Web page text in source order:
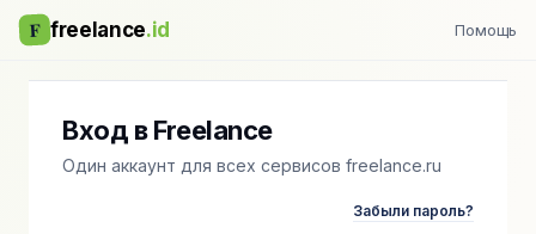
F freelance.id Помощь
Вход в Freelance
Один аккаунт для всех сервисов freelance.ru
Забыли пароль?